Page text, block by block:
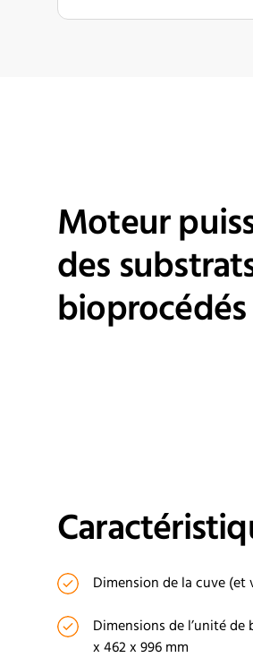
Moteur
des
Dimension de la cuve (et
Dimensions de l’unité de
x 462 x 996 mm